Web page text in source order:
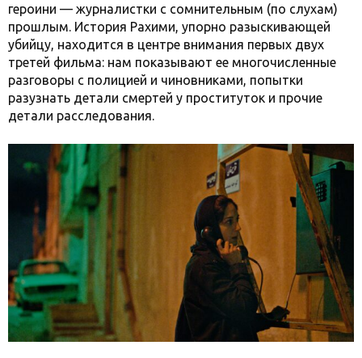
героини — журналистки с сомнительным (по слухам)
прошлым. История Рахими, упорно разыскивающей
убийцу, находится в центре внимания первых двух
третей фильма: нам показывают ее многочисленные
разговоры с полицией и чиновниками, попытки
разузнать детали смертей у проституток и прочие
детали расследования.